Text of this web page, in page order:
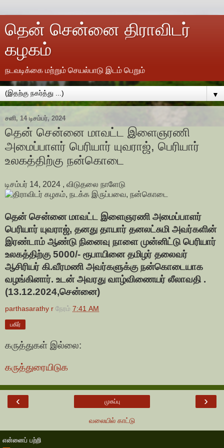
தென் சென்னை திராவிடர்
கழகம்
நடவடிக்கை மற்றும் செயல்பாடு இடம் பெறும்
▼
சனி, 14 டிசம்பர், 2024
தென் சென்னை மாவட்ட இளைஞரணி
அமைப்பாளர் பெரியார் யுவராஜ், பெரியார்
உலகத்திற்கு நன்கொடை
டிசம்பர் 14, 2024 , விடுதலை நாளேடு
தென் சென்னை மாவட்ட இளைஞரணி அமைப்பாளர்
பெரியார் யுவராஜ், தனது தாயார் தனலட்சுமி அவர்களின்
இரண்டாம் ஆண்டு நினைவு நாளை முன்னிட்டு பெரியார்
உலகத்திற்கு 5000/- ரூபாயினை தமிழர் தலைவர்
ஆசிரியர் கி.வீரமணி அவர்களுக்கு நன்கொடையாக
வழங்கினார். உடன் அவரது வாழ்விணையர் லீலாவதி .
(13.12.2024,சென்னை)
parthasarathy r நேரம் 7:41 AM
பகிர்
கருத்துகள் இல்லை:
கருத்துரையிடுக
‹ ›
முகப்பு
வலையில் காட்டு
என்னைப் பற்றி